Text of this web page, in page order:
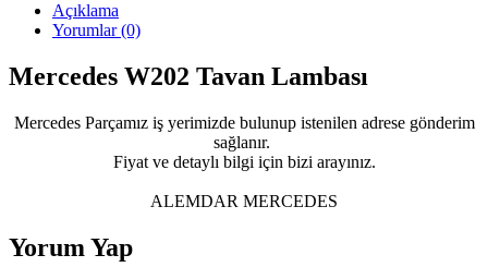
Açıklama
Yorumlar (0)
Mercedes W202 Tavan Lambası
Mercedes Parçamız iş yerimizde bulunup istenilen adrese gönderim
sağlanır.
Fiyat ve detaylı bilgi için bizi arayınız.
ALEMDAR MERCEDES
Yorum Yap